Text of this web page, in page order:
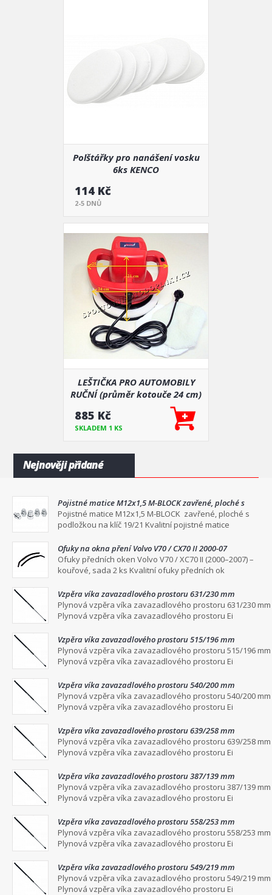
Polštářky pro nanášení vosku
6ks KENCO
114 Kč
2-5 DNŮ
LEŠTIČKA PRO AUTOMOBILY
RUČNÍ (průměr kotouče 24 cm)
885 Kč
SKLADEM 1 KS
Nejnověji přidané
Pojistné matice M12x1,5 M-BLOCK zavřené, ploché s
podložkou na klíč 19/21
Pojistné matice M12x1,5 M-BLOCK zavřené, ploché s
podložkou na klíč 19/21 Kvalitní pojistné matice
Ofuky na okna pření Volvo V70 / CX70 II 2000-07
Ofuky předních oken Volvo V70 / XC70 II (2000–2007) –
kouřové, sada 2 ks Kvalitní ofuky předních ok
Vzpěra víka zavazadlového prostoru 631/230 mm
Plynová vzpěra víka zavazadlového prostoru 631/230 mm
Plynová vzpěra víka zavazadlového prostoru Ei
Vzpěra víka zavazadlového prostoru 515/196 mm
Plynová vzpěra víka zavazadlového prostoru 515/196 mm
Plynová vzpěra víka zavazadlového prostoru Ei
Vzpěra víka zavazadlového prostoru 540/200 mm
Plynová vzpěra víka zavazadlového prostoru 540/200 mm
Plynová vzpěra víka zavazadlového prostoru Ei
Vzpěra víka zavazadlového prostoru 639/258 mm
Plynová vzpěra víka zavazadlového prostoru 639/258 mm
Plynová vzpěra víka zavazadlového prostoru Ei
Vzpěra víka zavazadlového prostoru 387/139 mm
Plynová vzpěra víka zavazadlového prostoru 387/139 mm
Plynová vzpěra víka zavazadlového prostoru Ei
Vzpěra víka zavazadlového prostoru 558/253 mm
Plynová vzpěra víka zavazadlového prostoru 558/253 mm
Plynová vzpěra víka zavazadlového prostoru Ei
Vzpěra víka zavazadlového prostoru 549/219 mm
Plynová vzpěra víka zavazadlového prostoru 549/219 mm
Plynová vzpěra víka zavazadlového prostoru Ei